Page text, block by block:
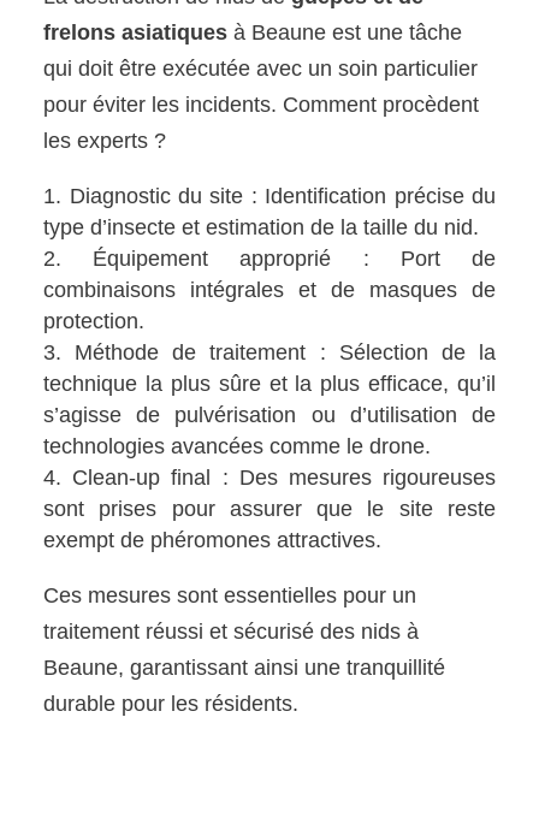
frelons asiatiques à Beaune est une tâche
qui doit être exécutée avec un soin particulier
pour éviter les incidents. Comment procèdent
les experts ?
Diagnostic du site : Identification précise du
type d’insecte et estimation de la taille du nid.
Équipement approprié : Port de
combinaisons intégrales et de masques de
protection.
Méthode de traitement : Sélection de la
technique la plus sûre et la plus efficace, qu’il
s’agisse de pulvérisation ou d’utilisation de
technologies avancées comme le drone.
Clean-up final : Des mesures rigoureuses
sont prises pour assurer que le site reste
exempt de phéromones attractives.
Ces mesures sont essentielles pour un
traitement réussi et sécurisé des nids à
Beaune, garantissant ainsi une tranquillité
durable pour les résidents.